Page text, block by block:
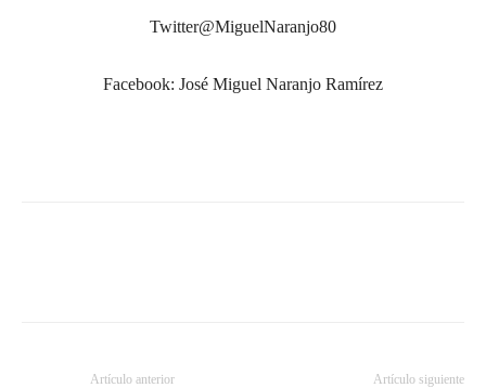
Twitter@MiguelNaranjo80
Facebook: José Miguel Naranjo Ramírez
Artículo anterior Artículo siguiente